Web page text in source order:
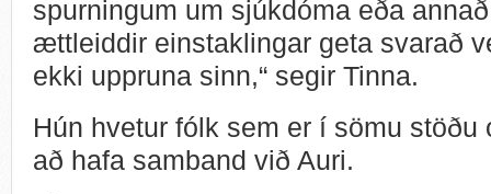
spurningum um sjúkdóma eða
ættleiddir einstaklingar geta svarað
ekki uppruna sinn,“ segir Tinna.
Hún hvetur fólk sem er í sömu stöðu
að hafa samband við Auri.